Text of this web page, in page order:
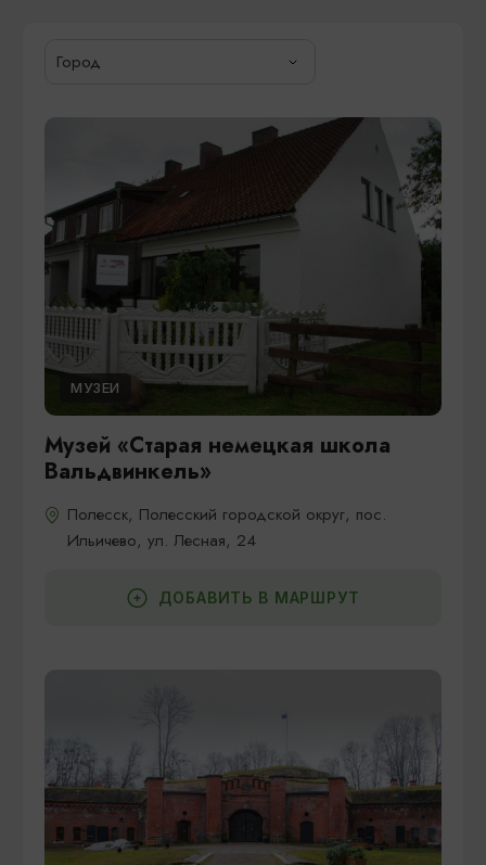
Город
МУЗЕИ
Музей «Старая немецкая школа
Вальдвинкель»
Полесск, Полесский городской округ, пос.
Ильичево, ул. Лесная, 24
ДОБАВИТЬ В МАРШРУТ